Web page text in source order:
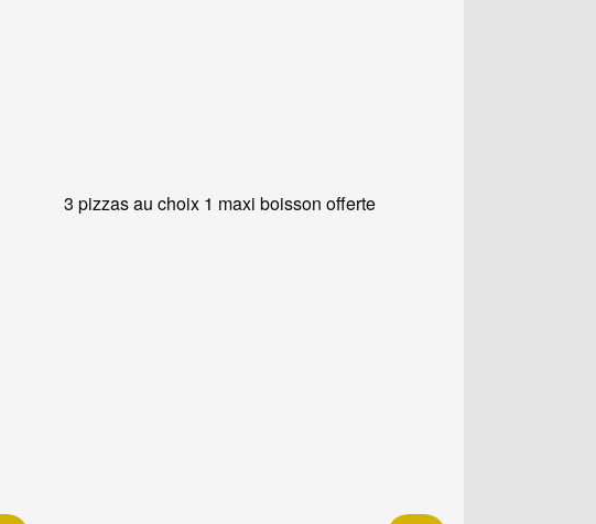
3 pizzas au choix 1 maxi boisson offerte